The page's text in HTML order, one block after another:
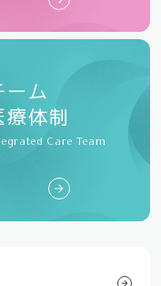
ーム
療体制
Care Team